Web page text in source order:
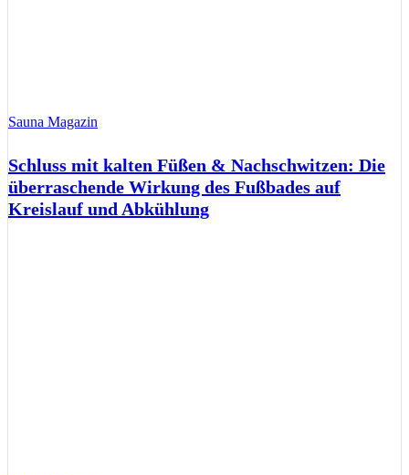
Sauna Magazin
Schluss mit kalten Füßen & Nachschwitzen: Die
überraschende Wirkung des Fußbades auf
Kreislauf und Abkühlung